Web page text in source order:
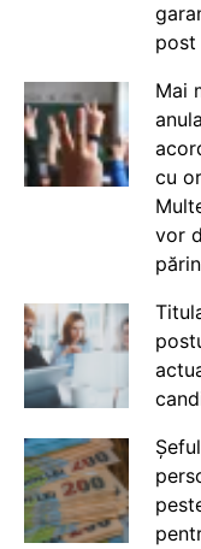
post
Mai
cu
vor